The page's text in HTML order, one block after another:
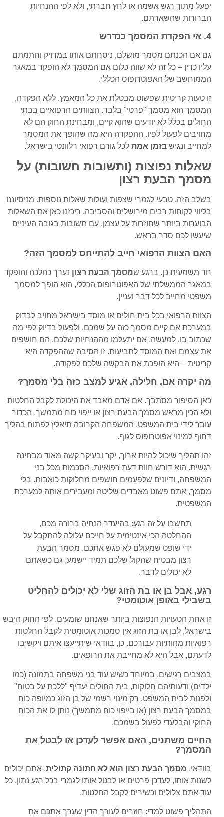
יפעל מתוך רגש אשמה או לחץ חברתי, ולא לפי ההנחיות
הברורות שהשארתם.
4. אי הפקדת המסמך כנדרש
גם אם הכנתם מסמך מושלם, ניסחתם אותו במדויק וחתמתם
עליו כדין – כל זה לא שווה כלום אם המסמך לא הופקד במאגר
הממוחשב של האפוטרופוס הכללי.
זו טעות קריטית שפשוט מבטלת את כל המאמץ. ללא הפקדה,
המסמך הוא מסמך "פרטי" בלבד. הצוותים הרפואיים בבתי
החולים בכלל לא יודעים שהוא קיים, ומבחינת החוק הם לא
מחויבים לפעול לפיו. ההפקדה היא מה שהופך את המסמך
למחייב ונגיש בזמן אמת לכל גורם רפואי רלוונטי בישראל.
שאלות נפוצות (ותשובות חשובות) על
מסמך הבעת רצון
בשלב הזה, טבעי לגמרי שצפות ועולות שאלות נוספות. מניסיוננו
בליווי לקוחות רבים מירושלים והסביבה, ריכזנו כאן את השאלות
הבוערות ביותר שחוזרות על עצמן, עם תשובות בגובה העיניים
שיעשו לכם סדר בראש.
האם הצוות הרפואי חייב להתייחס למסמך הזה?
חד משמעית כן. ברגע שמסמך הבעת רצון נערך כהלכה והופקד
במאגר הממשלתי של האפוטרופוס הכללי, הוא הופך למסמך
משפטי מחייב לכל דבר ועניין.
הצוות הרפואי בכל בית חולים או מוסד בישראל מחויב לבדוק
במערכת אם קיים מסמך כזה על שמכם, ולפעול בדיוק לפי מה
שכתוב בו. למעשה, אם יתעלמו מההנחיות שלכם, הם חושפים
את עצמם ואת המוסד לתביעות. זו הסיבה שההפקדה היא
קריטית – היא הופכת את הבקשה שלכם לפקודה.
מה יקרה אם, חלילה, אגיע למצב כזה בלי מסמך?
כאן הסיפור מסתבך. אם אדם מאבד את היכולת לקבל החלטות
ולא הכין מראש מסמך הבעת רצון או ייפוי כוח מתמשך, הכדור
עובר לידי בית המשפט. המשפחה הקרובה תיאלץ לפתוח בהליך
דחוף למינוי אפוטרופוס לגוף.
זהו תהליך שיכול להיות ארוך, יקר ובעיקר קשה מאוד מבחינה
רגשית. הוא דורש חוות דעת רפואיות, הסכמות מכל בני
המשפחה, ודיונים שלפעמים חושפים מחלוקות כואבות. בלי
מסמך, אתם פשוט מאבדים שליטה ומעבירים אותה למערכת
המשפטית.
תחשבו על זה רגע: בהיעדר הנחיה ברורה מכם,
ההחלטה הכי אינטימית על חייכם עלולה להתקבל על
ידי שופט שמעולם לא פגש אתכם. מסמך הבעת
רצון מבטיח שהקול שלכם תמיד יישמע, גם כשאתם
לא יכולים לדבר.
רגע, אבל בן או בת הזוג שלי לא יכולים להחליט
בשבילי באופן אוטומטי?
זו אחת הטעויות הנפוצות ביותר שאנחנו שומעים. לפי החוק היבש
בישראל, לבן או בת הזוג אין סמכות אוטומטית לקבל החלטות
רפואיות מהותיות עבורכם. כן, בוודאי שיתייעצו איתם ויקשיבו
לדעתם, אבל היא לא מחייבת את הרופאים.
במצבים רגישים, במיוחד כשיש עוד בני משפחה בתמונה (כמו
ילדים) ודעותיהם חלוקות, בית החולים יעדיף "ללכת על בטוח"
ולפנות לבית המשפט. רק מינוי רשמי של בן הזוג כמיופה כוח
במסמך הבעת רצון (או בייפוי כוח מתמשך) נותן לו את הכוח
החוקי והבלעדי לפעול בשמכם.
החיים משתנים, האם אפשר לעדכן או לבטל את
המסמך?
בוודאי. מסמך הבעת רצון הוא לא חתונה קתולית. אתם יכולים
לשנות אותו, לעדכן פרטים או לבטל אותו לגמרי בכל רגע נתון, כל
עוד אתם צלולים וכשירים לקבל החלטות.
התהליך פשוט למדי: חוזרים לעורך הדין שערך אתכם את